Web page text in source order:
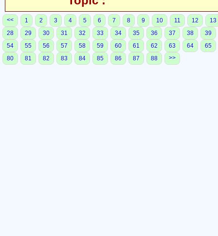
<< 1 2 3 4 5 6 7 8 9 10 11 12
13
28
29 30 31 32 33 34 35 36 37 38
39
54
55 56 57 58 59 60 61 62 63 64
65
80
81 82 83 84 85 86 87 88 >>